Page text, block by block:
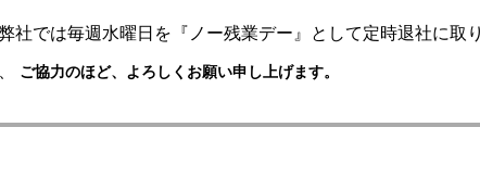
社では毎週水曜日を『ノー残業デー』として定時退社に取
ご協力のほど、よろしくお願い申し上げます。